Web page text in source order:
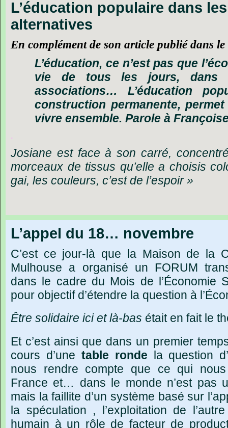
L’éducation populaire dans
alternatives
En complément de son article publié dans le
L’éducation, ce n’est pas que
vie de tous les jours, dans
associations… L’éducation
construction permanente,
vivre ensemble. Parole à
.
Josiane est face à son carré,
morceaux de tissus qu’elle a choisis
gai, les couleurs, c’est de l’espoir »
L’appel du 18… novembre
C’est ce jour-là que la Maison de la
Mulhouse a organisé un FORUM
dans le cadre du Mois de l’Économie
pour objectif d’étendre la question à
Être solidaire ici et là-bas était en fait le
Et c’est ainsi que dans un premier
cours d’une table ronde la question
nous rendre compte que ce qui
France et… dans le monde n’est pas
mais la faillite d’un système basé sur
la spéculation , l’exploitation de
humain à un rôle de facteur de